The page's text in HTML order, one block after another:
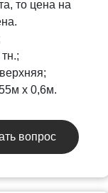
то цена на
x 0,6м.
вопрос